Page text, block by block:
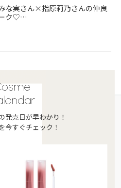
な実さん×指原莉乃さんの仲良
ク♡…
発売日が早わかり！
今すぐチェック！